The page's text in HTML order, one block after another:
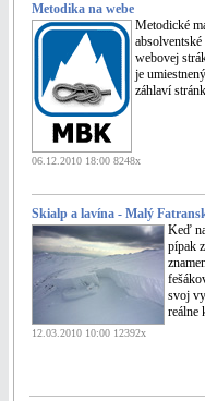
Metodika na webe
Metodické
webovej
je
záhlaví
06.12.2010 18:00 8248x
Skialp a lavína - Malý
Keď
pípak
svoj
reálne
12.03.2010 10:00 12392x